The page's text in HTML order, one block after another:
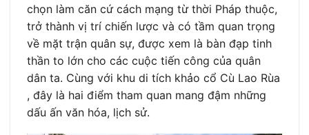
chọn làm căn cứ cách mạng từ thời Pháp thuộc,
trở thành vị trí chiến lược và có tầm quan trọng
về mặt trận quân sự, được xem là bàn đạp tinh
thần to lớn cho các cuộc tiến công của quân
dân ta. Cùng với khu di tích khảo cổ Cù Lao Rùa
, đây là hai điểm tham quan mang đậm những
dấu ấn văn hóa, lịch sử.